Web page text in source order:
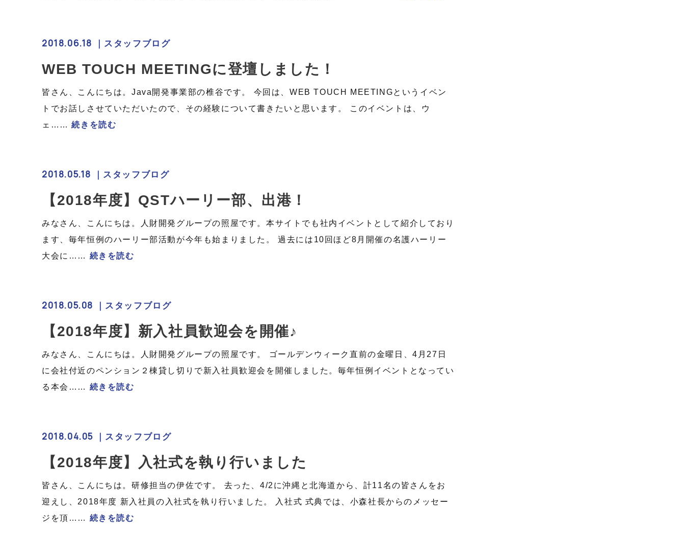
2018.06.18 ｜ スタッフブログ
WEB TOUCH MEETINGに登壇しました！
皆さん、こんにちは。Java開発事業部の椎谷です。 今回は、WEB TOUCH MEETINGというイベン
トでお話しさせていただいたので、その経験について書きたいと思います。 このイベントは、ウ
ェ……続きを読む
2018.05.18 ｜ スタッフブログ
【2018年度】QSTハーリー部、出港！
みなさん、こんにちは。人財開発グループの照屋です。本サイトでも社内イベントとして紹介しており
ます、毎年恒例のハーリー部活動が今年も始まりました。 過去には10回ほど8月開催の名護ハーリー
大会に…… 続きを読む
2018.05.08 ｜ スタッフブログ
【2018年度】新入社員歓迎会を開催♪
みなさん、こんにちは。人財開発グループの照屋です。 ゴールデンウィーク直前の金曜日、4月27日
に会社付近のペンション２棟貸し切りで新入社員歓迎会を開催しました。毎年恒例イベントとなってい
る本会…… 続きを読む
2018.04.05 ｜ スタッフブログ
【2018年度】入社式を執り行いました
皆さん、こんにちは。研修担当の伊佐です。 去った、4/2に沖縄と北海道から、計11名の皆さんをお
迎えし、2018年度 新入社員の入社式を執り行いました。 入社式 式典では、小森社長からのメッセー
ジを頂…… 続きを読む